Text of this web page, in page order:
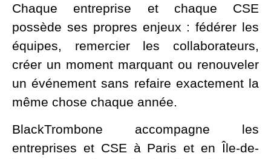
Chaque entreprise et chaque CSE
possède ses propres enjeux : fédérer les
équipes, remercier les collaborateurs,
créer un moment marquant ou renouveler
un événement sans refaire exactement la
même chose chaque année.
BlackTrombone accompagne les
entreprises et CSE à Paris et en Île-de-